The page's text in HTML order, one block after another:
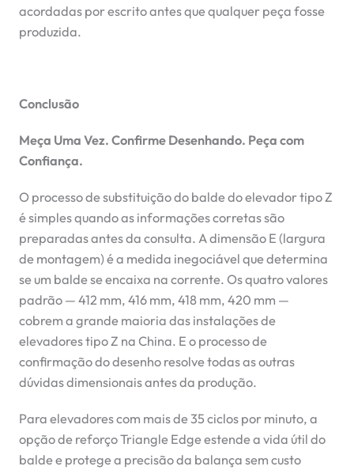
acordadas por escrito antes que qualquer peça fosse
produzida.
Conclusão
Meça Uma Vez. Confirme Desenhando. Peça com
Confiança.
O processo de substituição do balde do elevador tipo Z
é simples quando as informações corretas são
preparadas antes da consulta. A dimensão E (largura
de montagem) é a medida inegociável que determina
se um balde se encaixa na corrente. Os quatro valores
padrão — 412 mm, 416 mm, 418 mm, 420 mm —
cobrem a grande maioria das instalações de
elevadores tipo Z na China. E o processo de
confirmação do desenho resolve todas as outras
dúvidas dimensionais antes da produção.
Para elevadores com mais de 35 ciclos por minuto, a
opção de reforço Triangle Edge estende a vida útil do
balde e protege a precisão da balança sem custo